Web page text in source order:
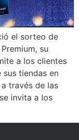
el sorteo de
su
a los clientes
tiendas en
través de las
invita a los